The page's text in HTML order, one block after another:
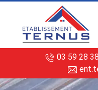
03 59 28